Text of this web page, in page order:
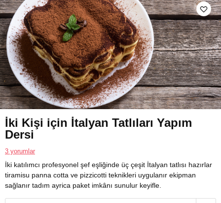
İki Kişi için İtalyan Tatlıları Yapım
Dersi
3 yorumlar
İki katılımcı profesyonel şef eşliğinde üç çeşit İtalyan tatlısı hazırlar
tiramisu panna cotta ve pizzicotti teknikleri uygulanır ekipman
sağlanır tadım ayrica paket imkânı sunulur keyifle.